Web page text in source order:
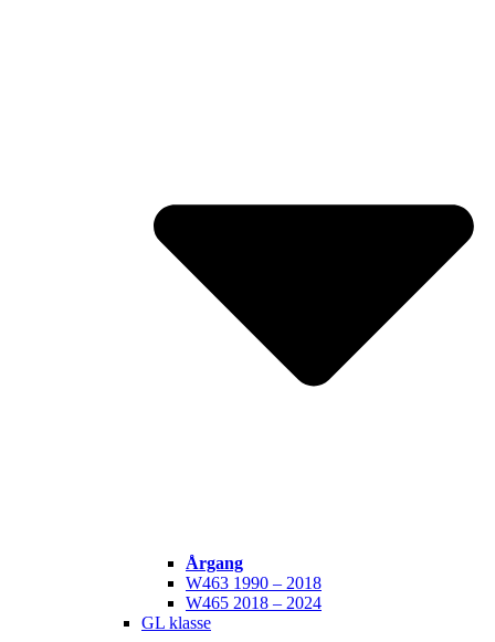
Årgang
W463 1990 – 2018
W465 2018 – 2024
GL klasse